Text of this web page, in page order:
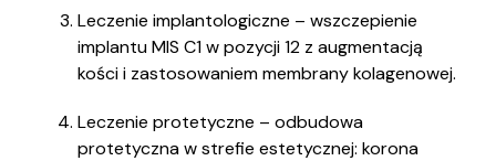
Leczenie implantologiczne – wszczepienie
implantu MIS C1 w pozycji 12 z augmentacją
kości i zastosowaniem membrany kolagenowej.
Leczenie protetyczne – odbudowa
protetyczna w strefie estetycznej: korona